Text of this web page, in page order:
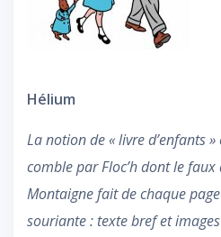
Hélium
La notion de « livre d’enfants
comble par Floc’h dont le
Montaigne fait de chaque
souriante : texte bref et